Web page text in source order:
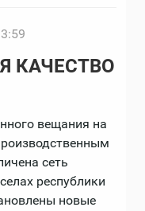
КАЧЕСТВО
вещания на
сеть
республики
новые